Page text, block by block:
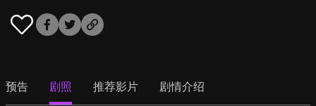
预告 剧照 推荐影片 剧情介绍